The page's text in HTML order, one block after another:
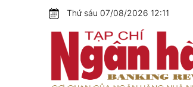
Thứ sáu 07/08/2026 12:11